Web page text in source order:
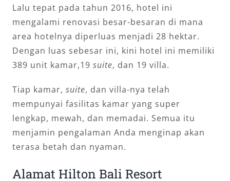
Lalu tepat pada tahun 2016, hotel ini
mengalami renovasi besar-besaran di mana
area hotelnya diperluas menjadi 28 hektar.
Dengan luas sebesar ini, kini hotel ini memiliki
389 unit kamar,19 suite, dan 19 villa.
Tiap kamar, suite, dan villa-nya telah
mempunyai fasilitas kamar yang super
lengkap, mewah, dan memadai. Semua itu
menjamin pengalaman Anda menginap akan
terasa betah dan nyaman.
Alamat Hilton Bali Resort